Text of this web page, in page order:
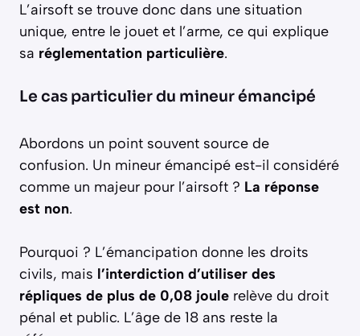
L’airsoft se trouve donc dans une situation
unique, entre le jouet et l’arme, ce qui explique
sa réglementation particulière.
Le cas particulier du mineur émancipé
Abordons un point souvent source de
confusion. Un mineur émancipé est-il considéré
comme un majeur pour l’airsoft ? La réponse
est non.
Pourquoi ? L’émancipation donne les droits
civils, mais l’interdiction d’utiliser des
répliques de plus de 0,08 joule relève du droit
pénal et public. L’âge de 18 ans reste la